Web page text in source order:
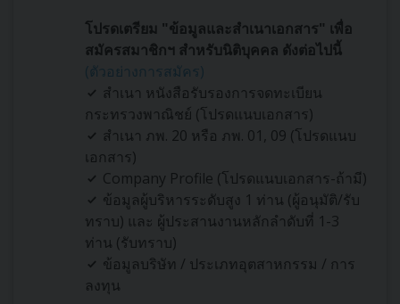
โปรดเตรียม "ข้อมูลและสำเนาเอกสาร" เพื่อ
สมัครสมาชิกฯ สำหรับนิติบุคคล ดังต่อไปนี้
(ตัวอย่างการสมัคร)
สำเนา หนังสือรับรองการจดทะเบียน
กระทรวงพาณิชย์ (โปรดแนบเอกสาร)
สำเนา ภพ. 20 หรือ ภพ. 01, 09 (โปรดแนบ
เอกสาร)
Company Profile (โปรดแนบเอกสาร-ถ้ามี)
ข้อมูลผู้บริหารระดับสูง 1 ท่าน (ผู้อนุมัติ/รับ
ทราบ) และ ผู้ประสานงานหลักลำดับที่ 1-3
ท่าน (รับทราบ)
ข้อมูลบริษัท / ประเภทอุตสาหกรรม / การ
ลงทุน